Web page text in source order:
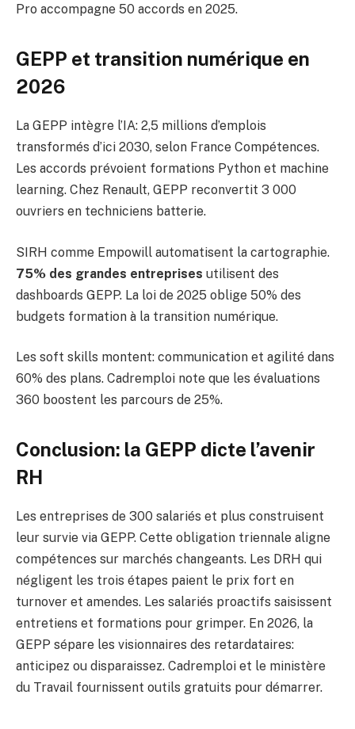
Pro accompagne 50 accords en 2025.
GEPP et transition numérique en
2026
La GEPP intègre l’IA: 2,5 millions d’emplois
transformés d’ici 2030, selon France Compétences.
Les accords prévoient formations Python et machine
learning. Chez Renault, GEPP reconvertit 3 000
ouvriers en techniciens batterie.
SIRH comme Empowill automatisent la cartographie.
75% des grandes entreprises utilisent des
dashboards GEPP. La loi de 2025 oblige 50% des
budgets formation à la transition numérique.
Les soft skills montent: communication et agilité dans
60% des plans. Cadremploi note que les évaluations
360 boostent les parcours de 25%.
Conclusion: la GEPP dicte l’avenir
RH
Les entreprises de 300 salariés et plus construisent
leur survie via GEPP. Cette obligation triennale aligne
compétences sur marchés changeants. Les DRH qui
négligent les trois étapes paient le prix fort en
turnover et amendes. Les salariés proactifs saisissent
entretiens et formations pour grimper. En 2026, la
GEPP sépare les visionnaires des retardataires:
anticipez ou disparaissez. Cadremploi et le ministère
du Travail fournissent outils gratuits pour démarrer.